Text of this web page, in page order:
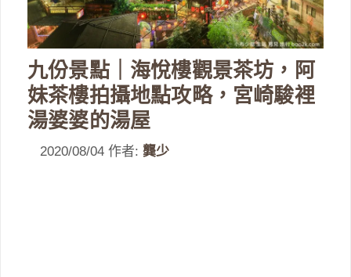
九份景點｜海悅樓觀景茶坊，阿
妹茶樓拍攝地點攻略，宮崎駿裡
湯婆婆的湯屋
2020/08/04 作者: 龔少